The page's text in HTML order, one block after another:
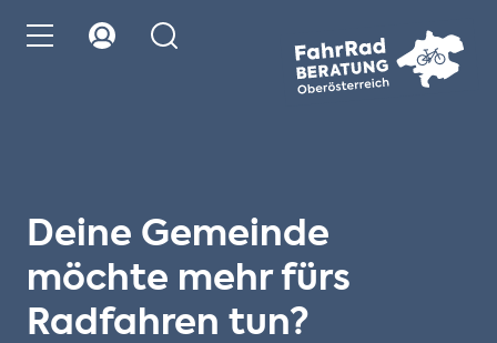
Deine Gemeinde
möchte mehr fürs
Radfahren tun?